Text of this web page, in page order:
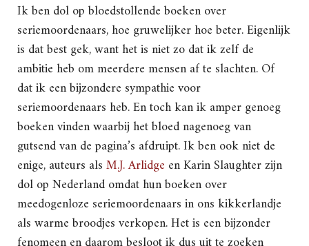
Ik ben dol op bloedstollende boeken over
seriemoordenaars, hoe gruwelijker hoe beter. Eigenlijk
is dat best gek, want het is niet zo dat ik zelf de
ambitie heb om meerdere mensen af te slachten. Of
dat ik een bijzondere sympathie voor
seriemoordenaars heb. En toch kan ik amper genoeg
boeken vinden waarbij het bloed nagenoeg van
gutsend van de pagina’s afdruipt. Ik ben ook niet de
enige, auteurs alsM.J. Arlidge en Karin Slaughter zijn
dol op Nederland omdat hun boeken over
meedogenloze seriemoordenaars in ons kikkerlandje
als warme broodjes verkopen. Het is een bijzonder